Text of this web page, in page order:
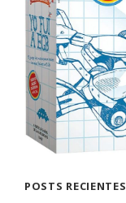
POSTS RECIENTES